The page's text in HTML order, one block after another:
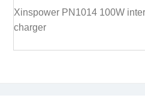
Xinspower PN1014 100W
charger